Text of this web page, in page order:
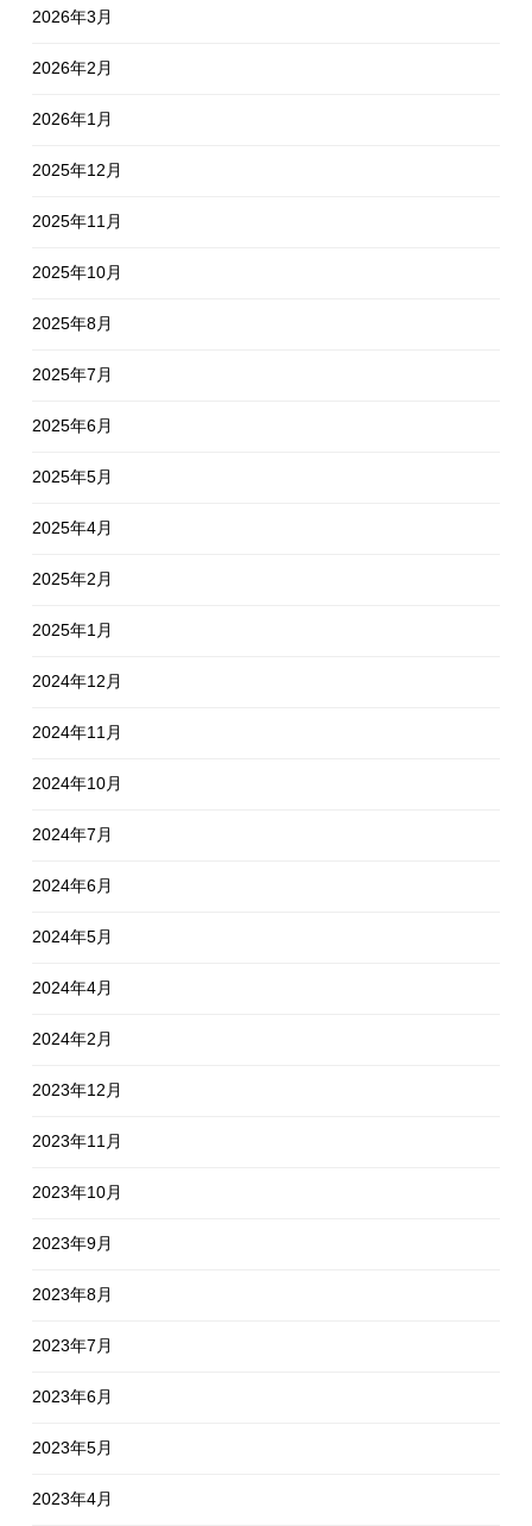
2026年3月
2026年2月
2026年1月
2025年12月
2025年11月
2025年10月
2025年8月
2025年7月
2025年6月
2025年5月
2025年4月
2025年2月
2025年1月
2024年12月
2024年11月
2024年10月
2024年7月
2024年6月
2024年5月
2024年4月
2024年2月
2023年12月
2023年11月
2023年10月
2023年9月
2023年8月
2023年7月
2023年6月
2023年5月
2023年4月